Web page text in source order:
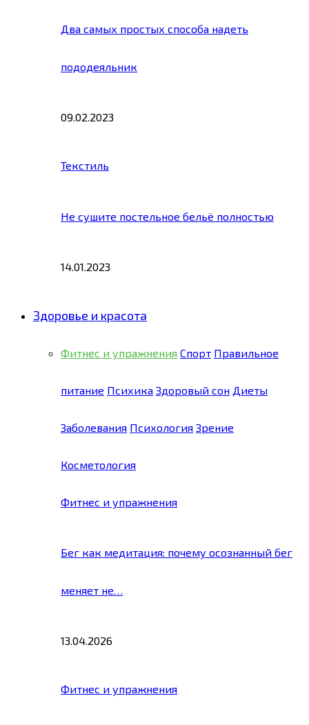
Два самых простых способа надеть
пододеяльник
09.02.2023
Текстиль
Не сушите постельное бельё полностью
14.01.2023
Здоровье и красота
Фитнес и упражнения Спорт Правильное
питание Психика Здоровый сон Диеты
Заболевания Психология Зрение
Косметология
Фитнес и упражнения
Бег как медитация: почему осознанный бег
меняет не…
13.04.2026
Фитнес и упражнения